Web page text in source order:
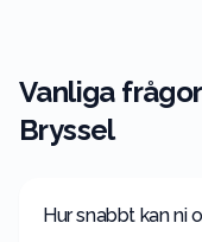
Vanliga
Bryssel
Hur snabbt kan ni